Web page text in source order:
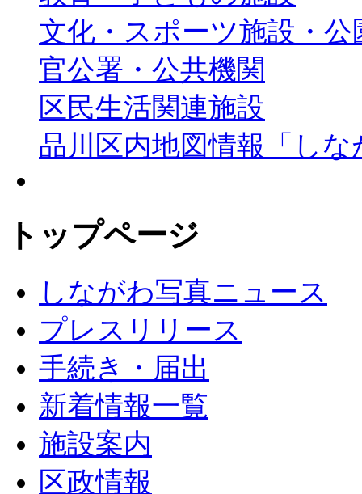
文化・スポーツ施設・公
官公署・公共機関
区民生活関連施設
品川区内地図情報「しな
トップページ
しながわ写真ニュース
プレスリリース
手続き・届出
新着情報一覧
施設案内
区政情報